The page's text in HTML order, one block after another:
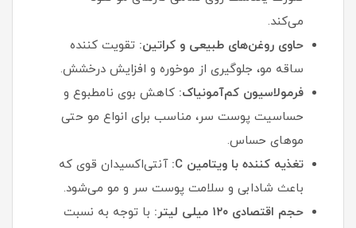
می‌کند.
حاوی روغن‌های طبیعی و کراتین: تقویت کننده
ساقه مو، جلوگیری از موخوره و افزایش درخشش.
فرمولاسیون کم‌آمونیاک: کاهش بوی نامطبوع و
حساسیت پوست سر، مناسب برای انواع مو حتی
موهای حساس.
تغذیه کننده با ویتامین C:
آنتی‌اکسیدان قوی که
باعث شادابی و سلامت پوست سر و مو می‌شود.
حجم اقتصادی ۱۲۰ میلی لیتر:
با توجه به نسبت